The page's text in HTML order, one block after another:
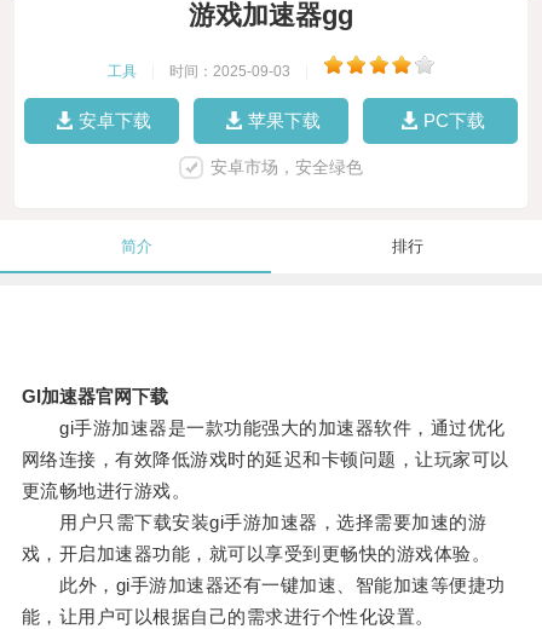
游戏加速器gg
工具 时间：2025-09-03
安卓下载 苹果下载 PC下载
安卓市场，安全绿色
简介 排行
GI加速器官网下载
gi手游加速器是一款功能强大的加速器软件，通过优化
网络连接，有效降低游戏时的延迟和卡顿问题，让玩家可以
更流畅地进行游戏。
用户只需下载安装gi手游加速器，选择需要加速的游
戏，开启加速器功能，就可以享受到更畅快的游戏体验。
此外，gi手游加速器还有一键加速、智能加速等便捷功
能，让用户可以根据自己的需求进行个性化设置。